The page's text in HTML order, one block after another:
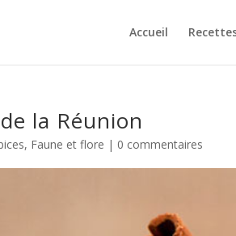
Accueil
la Réunion
, Faune et flore | 0 commentaires